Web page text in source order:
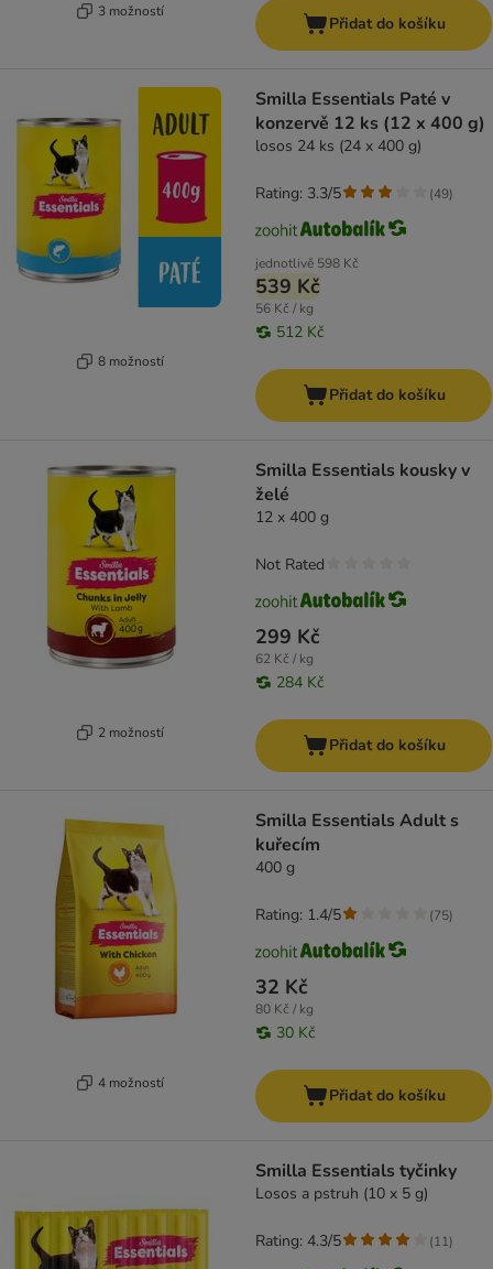
3 možností
Přidat do košíku
8 možností
Smilla Essentials Paté v
konzervě 12 ks (12 x 400 g)
losos 24 ks (24 x 400 g)
jednotlivě 598 Kč
539 Kč
56 Kč / kg
512 Kč
Rating: 3.3/5 (49)
Přidat do košíku
2 možností
Smilla Essentials kousky v
želé
12 x 400 g
299 Kč
62 Kč / kg
284 Kč
Not Rated
Přidat do košíku
4 možností
Smilla Essentials Adult s
kuřecím
400 g
32 Kč
80 Kč / kg
30 Kč
Rating: 1.4/5 (75)
Přidat do košíku
Smilla Essentials tyčinky
Losos a pstruh (10 x 5 g)
Rating: 4.3/5 (11)